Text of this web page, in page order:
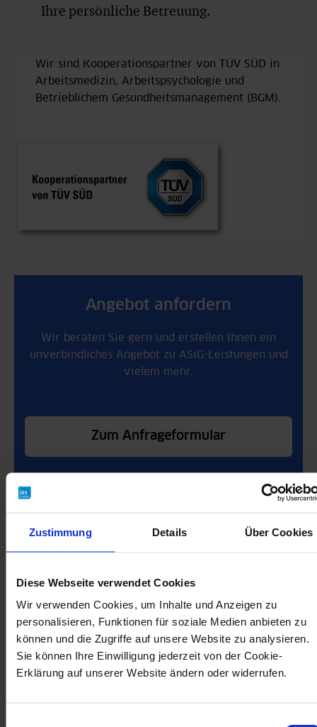
Zustimmung Details Über Cookies
Diese Webseite verwendet Cookies
Wir verwenden Cookies, um Inhalte und Anzeigen zu
personalisieren, Funktionen für soziale Medien anbieten zu
können und die Zugriffe auf unsere Website zu analysieren.
Sie können Ihre Einwilligung jederzeit von der Cookie-
Erklärung auf unserer Website ändern oder widerrufen.
Ihre persönliche Betreuung.
Wir sind Kooperationspartner von TÜV SÜD in
Arbeitsmedizin, Arbeitspsychologie und
Betrieblichem Gesundheitsmanagement (BGM).
Angebot anfordern
Wir beraten Sie gern und erstellen Ihnen ein
unverbindliches Angebot zu ASiG-Leistungen und
vielem mehr.
Zum Anfrageformular